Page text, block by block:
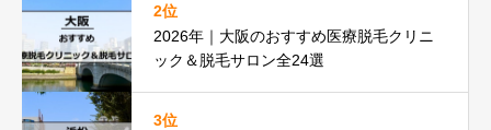
2位
2026年｜大阪のおすすめ医療脱毛クリニ
ック＆脱毛サロン全24選
3位